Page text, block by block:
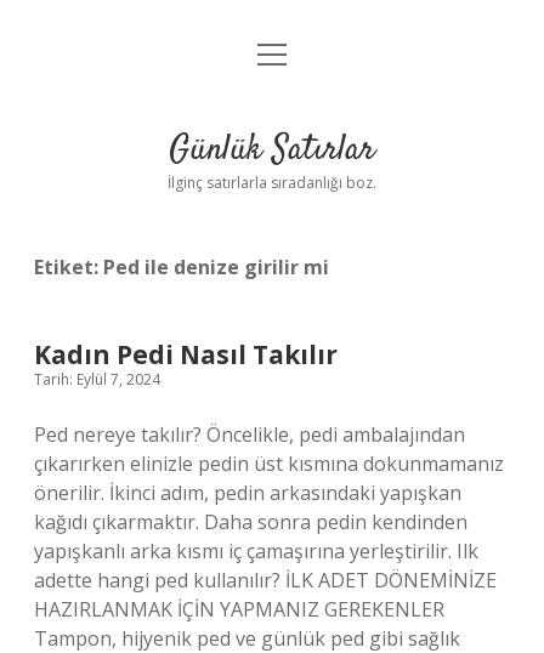
Anasayfa
Yasal Uyarı
menüyü
Günlük Satırlar
İlginç satırlarla sıradanlığı boz.
Etiket: Ped ile denize girilir mi
Kadın Pedi Nasıl Takılır
Tarih: Eylül 7, 2024
Ped nereye takılır? Öncelikle, pedi ambalajından
çıkarırken elinizle pedin üst kısmına dokunmamanız
önerilir. İkinci adım, pedin arkasındaki yapışkan
kağıdı çıkarmaktır. Daha sonra pedin kendinden
yapışkanlı arka kısmı iç çamaşırına yerleştirilir. Ilk
adette hangi ped kullanılır? İLK ADET DÖNEMİNİZE
HAZIRLANMAK İÇİN YAPMANIZ GEREKENLER
Tampon, hijyenik ped ve günlük ped gibi sağlık